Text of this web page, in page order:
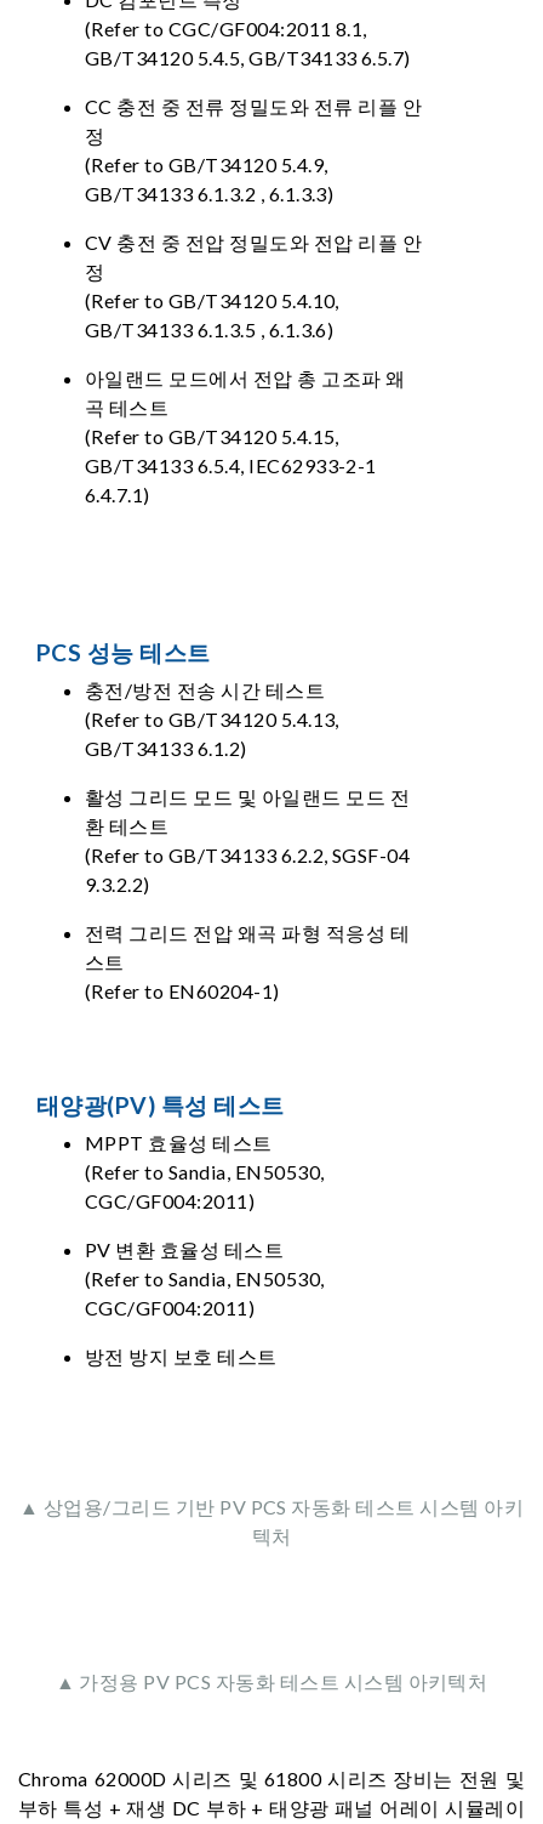
(Refer to CGC/GF004:2011 8.1,
GB/T34120 5.4.5, GB/T34133 6.5.7)
CC 충전 중 전류 정밀도와 전류 리플 안
정
(Refer to GB/T34120 5.4.9,
GB/T34133 6.1.3.2 , 6.1.3.3)
CV 충전 중 전압 정밀도와 전압 리플 안
정
(Refer to GB/T34120 5.4.10,
GB/T34133 6.1.3.5 , 6.1.3.6)
아일랜드 모드에서 전압 총 고조파 왜
곡 테스트
(Refer to GB/T34120 5.4.15,
GB/T34133 6.5.4, IEC62933-2-1
6.4.7.1)
PCS 성능 테스트
충전/방전 전송 시간 테스트
(Refer to GB/T34120 5.4.13,
GB/T34133 6.1.2)
활성 그리드 모드 및 아일랜드 모드 전
환 테스트
(Refer to GB/T34133 6.2.2, SGSF-04
9.3.2.2)
전력 그리드 전압 왜곡 파형 적응성 테
스트
(Refer to EN60204-1)
태양광(PV) 특성 테스트
MPPT 효율성 테스트
(Refer to Sandia, EN50530,
CGC/GF004:2011)
PV 변환 효율성 테스트
(Refer to Sandia, EN50530,
CGC/GF004:2011)
방전 방지 보호 테스트
▲ 상업용/그리드 기반 PV PCS 자동화 테스트 시스템 아키
텍처
▲ 가정용 PV PCS 자동화 테스트 시스템 아키텍처
Chroma 62000D 시리즈 및 61800 시리즈 장비는 전원 및
부하 특성 + 재생 DC 부하 + 태양광 패널 어레이 시뮬레이